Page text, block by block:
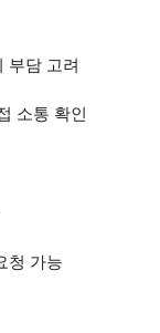
부담 고려
소통 확인
청 가능